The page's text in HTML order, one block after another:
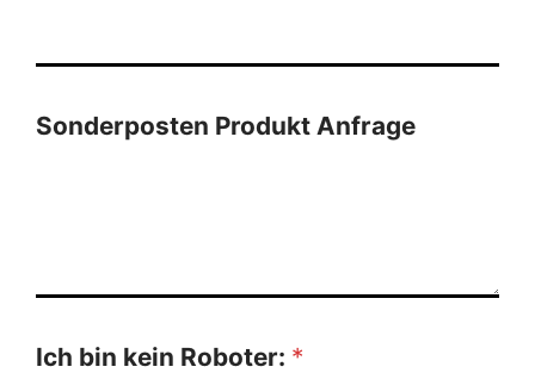
Sonderposten Produkt Anfrage
Ich bin kein Roboter: *